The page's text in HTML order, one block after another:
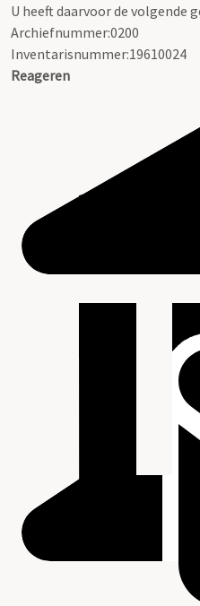
U heeft daarvoor de volgende
Archiefnummer:0200
Inventarisnummer:19610024
Reageren